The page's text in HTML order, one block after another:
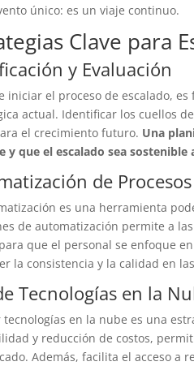
único: es un viaje continuo.
Clave para
y Evaluación
iniciar el proceso de escalado,
actual. Identificar los cuellos
el crecimiento futuro. Una
y que el escalado sea sostenible
de Procesos
es una herramienta
de automatización permite a
que el personal se enfoque
la consistencia y la calidad en
Tecnologías en la
tecnologías en la nube es una
y reducción de costos,
Además, facilita el acceso a